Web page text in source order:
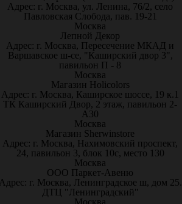
Адрес: г. Москва, ул. Ленина, 76/2, село
Павловская Слобода, пав. 19-21
Москва
Лепной Декор
Адрес: г. Москва, Пересечение МКАД и
Варшавское ш-се, "Каширский двор 3",
павильон П - 8
Москва
Магазин Holicolors
Адрес: г. Москва, Каширское шоссе, 19 к.1
ТК Каширский Двор, 2 этаж, павильон 2-
А30
Москва
Магазин Sherwinstore
Адрес: г. Москва, Нахимовский проспект,
24, павильон 3, блок 10с, место 130
Москва
ООО Паркет-Авeню
г. Москва, Ленинградское ш, дом 25.
ДТЦ "Ленинградский"
Москва